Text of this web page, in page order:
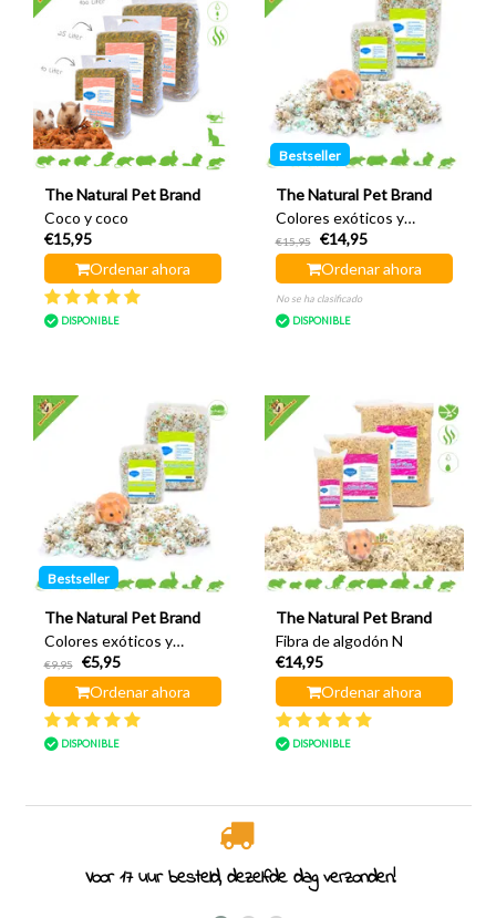
The Natural Pet Brand
Coco y coco
€15,95
Ordenar ahora
DISPONIBLE
Bestseller
The Natural Pet Brand
Colores exóticos y
algodón 10 litros
€15,95
€14,95
Ordenar ahora
No se ha clasificado
DISPONIBLE
Bestseller
The Natural Pet Brand
Colores exóticos y
algodón 3 litros
€9,95
€5,95
Ordenar ahora
DISPONIBLE
The Natural Pet Brand
Fibra de algodón N
€14,95
Ordenar ahora
DISPONIBLE
Especialistas en roedores desde 2011